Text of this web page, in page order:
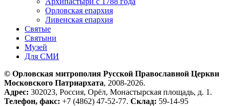
Орловская епархия
Ливенская епархия
Святые
Святыни
Музей
Для СМИ
© Орловская митрополия Русской Православной Церкви
Московского Патриархата, 2008-2026.
Адрес: 302023, Россия, Орёл, Монастырская площадь, д. 1.
Телефон, факс: +7 (4862) 47-52-77. Склад: 59-14-95